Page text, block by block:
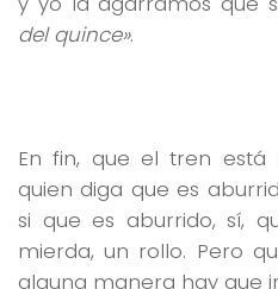
del quince».
En fin, que el tren está
quien diga que es
si que es aburrido, sí,
mierda, un rollo. Pero
alguna manera hay que